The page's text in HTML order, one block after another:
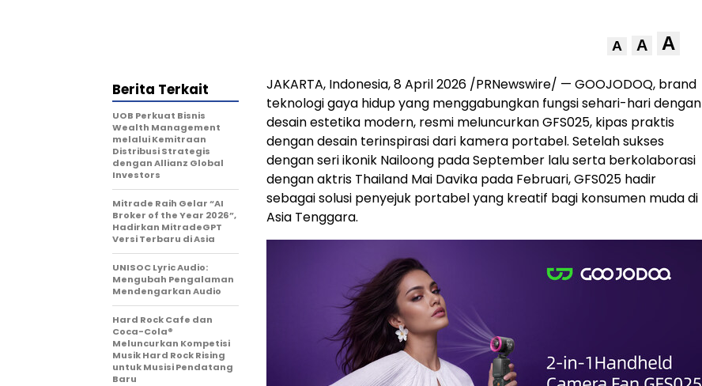
A A A
JAKARTA, Indonesia,8 April 2026 /PRNewswire/ — GOOJODOQ, brand
teknologi gaya hidup yang menggabungkan fungsi sehari-hari dengan
desain estetika modern, resmi meluncurkan GFS025, kipas praktis
dengan desain terinspirasi dari kamera portabel. Setelah sukses
dengan seri ikonik Nailoong pada September lalu serta berkolaborasi
dengan aktris Thailand Mai Davika pada Februari, GFS025 hadir
sebagai solusi penyejuk portabel yang kreatif bagi konsumen muda di
Asia Tenggara.
Berita Terkait
UOB Perkuat Bisnis
Wealth Management
melalui Kemitraan
Distribusi Strategis
dengan Allianz Global
Investors
Mitrade Raih Gelar “AI
Broker of the Year 2026”,
Hadirkan MitradeGPT
Versi Terbaru di Asia
UNISOC Lyric Audio:
Mengubah Pengalaman
Mendengarkan Audio
Hard Rock Cafe dan
Coca-Cola®
Meluncurkan Kompetisi
Musik Hard Rock Rising
untuk Musisi Pendatang
Baru